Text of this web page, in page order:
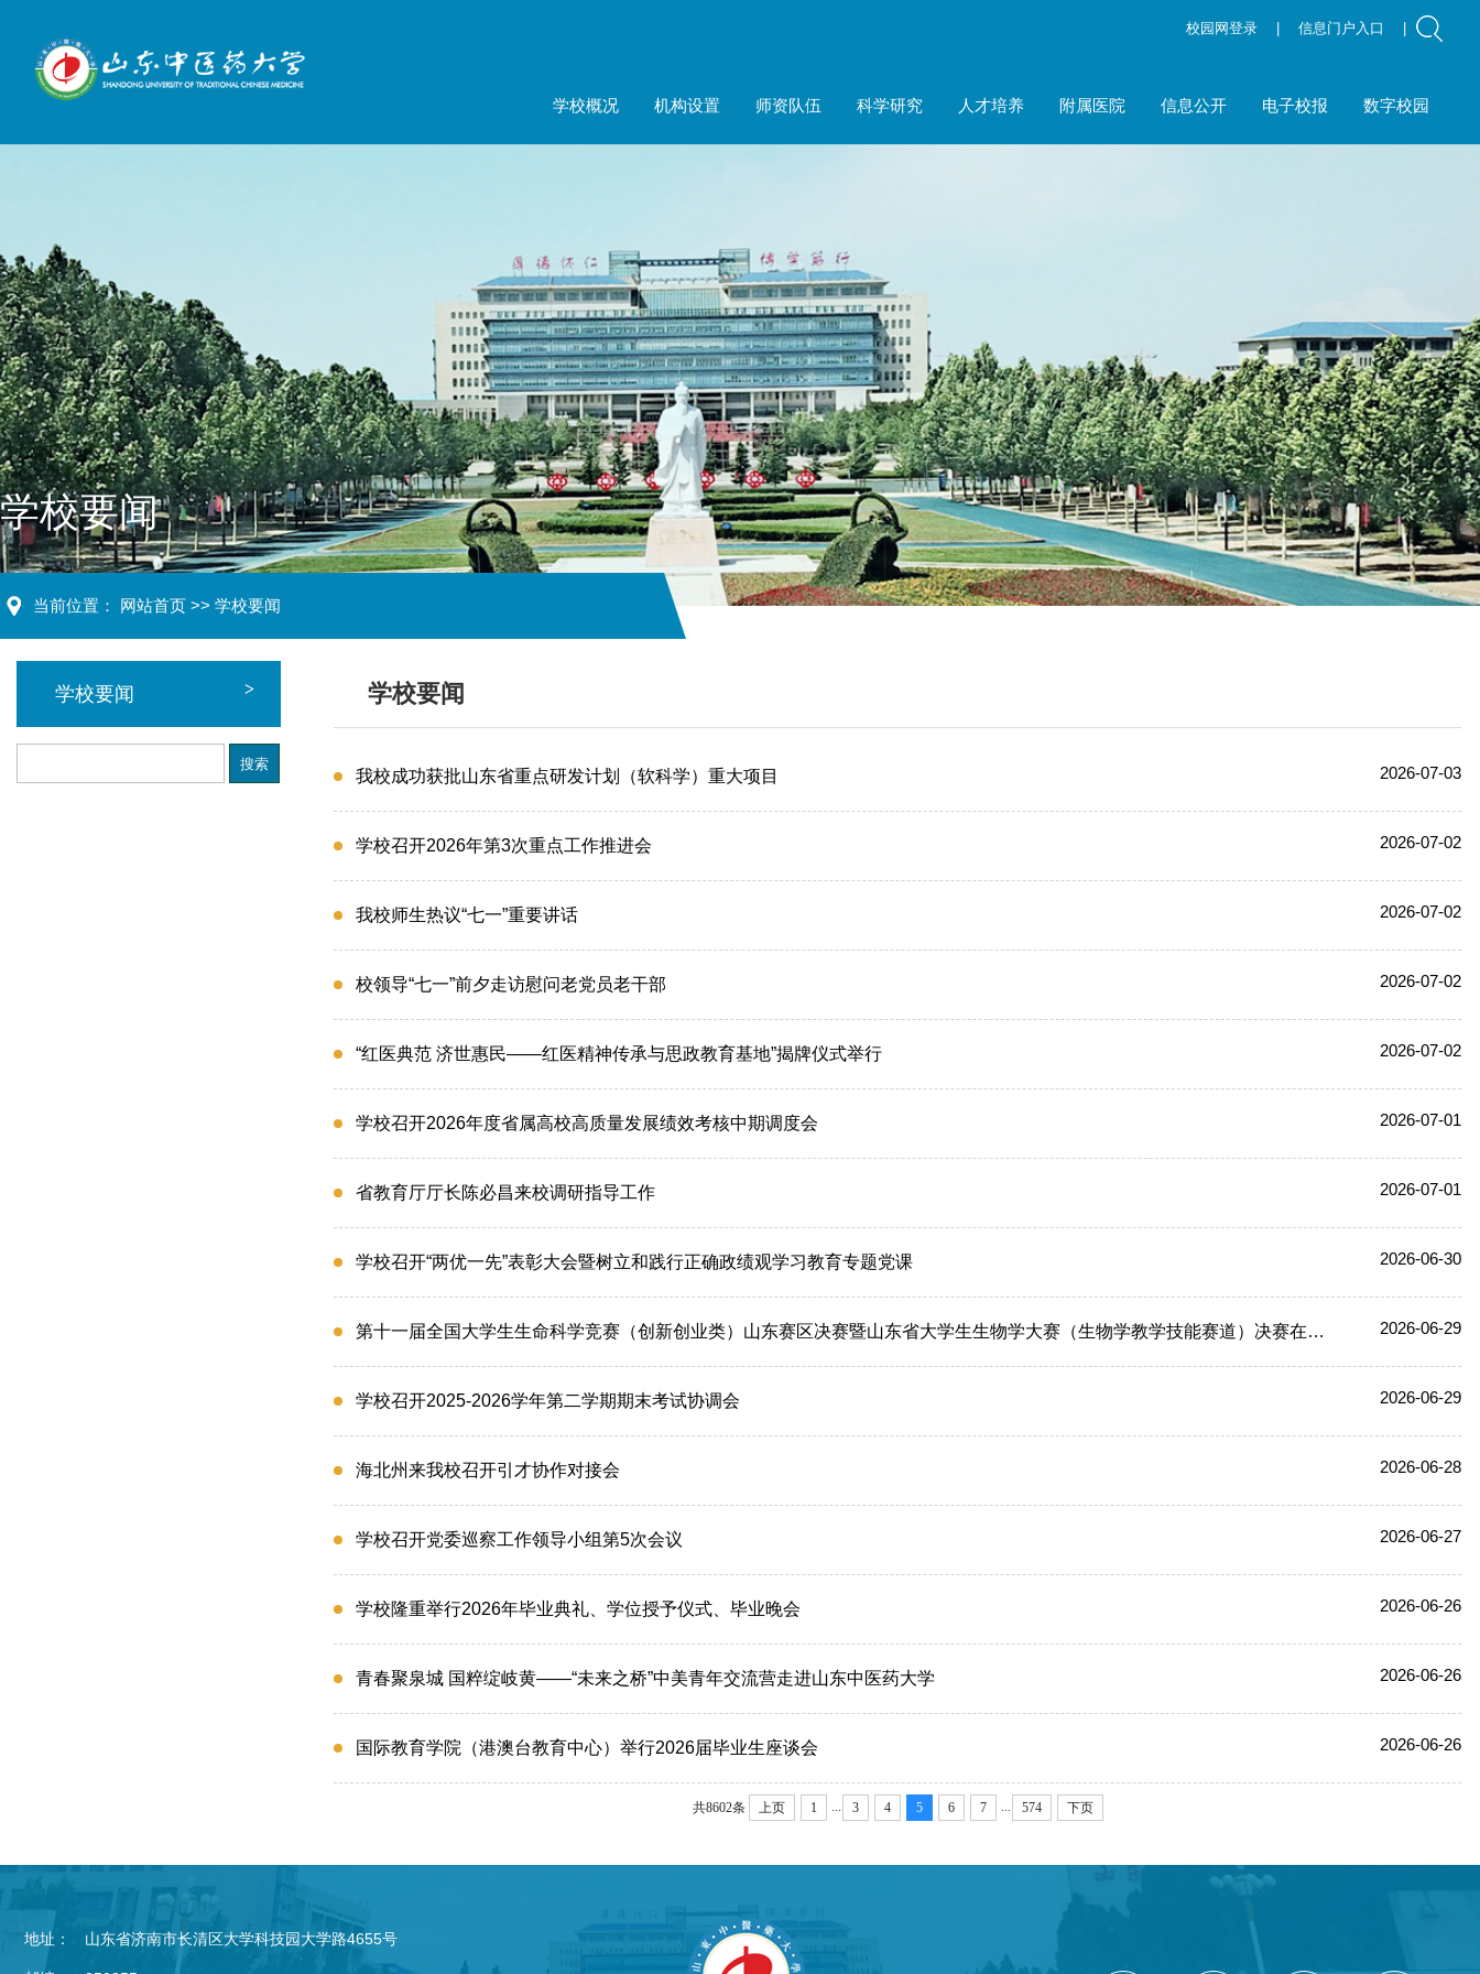
校园网登录 信息门户入口
学校概况 机构设置 师资队伍 科学研究 人才培养 附属医院 信息公开 电子校报 数字校园
学校要闻
当前位置： 网站首页 >> 学校要闻
学校要闻 学校要闻
我校成功获批山东省重点研发计划（软科学）重大项目 2026-07-03
学校召开2026年第3次重点工作推进会 2026-07-02
我校师生热议“七一”重要讲话 2026-07-02
校领导“七一”前夕走访慰问老党员老干部 2026-07-02
“红医典范 济世惠民——红医精神传承与思政教育基地”揭牌仪式举行 2026-07-02
学校召开2026年度省属高校高质量发展绩效考核中期调度会 2026-07-01
省教育厅厅长陈必昌来校调研指导工作 2026-07-01
学校召开“两优一先”表彰大会暨树立和践行正确政绩观学习教育专题党课 2026-06-30
第十一届全国大学生生命科学竞赛（创新创业类）山东赛区决赛暨山东省大学生生物学大赛（生物学教学技能赛道）决赛在我校举行 2026-06-29
学校召开2025-2026学年第二学期期末考试协调会 2026-06-29
海北州来我校召开引才协作对接会 2026-06-28
学校召开党委巡察工作领导小组第5次会议 2026-06-27
学校隆重举行2026年毕业典礼、学位授予仪式、毕业晚会 2026-06-26
青春聚泉城 国粹绽岐黄——“未来之桥”中美青年交流营走进山东中医药大学 2026-06-26
国际教育学院（港澳台教育中心）举行2026届毕业生座谈会 2026-06-26
共8602条 上页 1 3 4 5 6 7 574 下页
地址： 山东省济南市长清区大学科技园大学路4655号